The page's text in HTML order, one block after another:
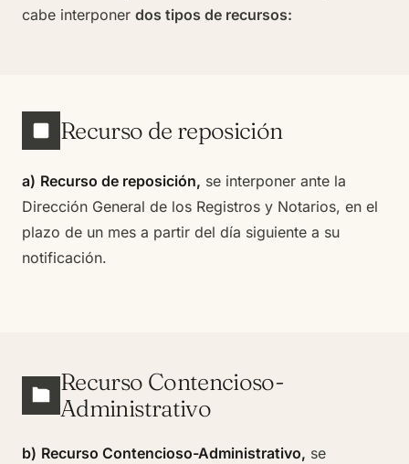
cabe interponer dos tipos de recursos:
Recurso de reposición
a) Recurso de reposición, se interponer ante la
Dirección General de los Registros y Notarios, en el
plazo de un mes a partir del día siguiente a su
notificación.
Recurso Contencioso-
Administrativo
b) Recurso Contencioso-Administrativo, se